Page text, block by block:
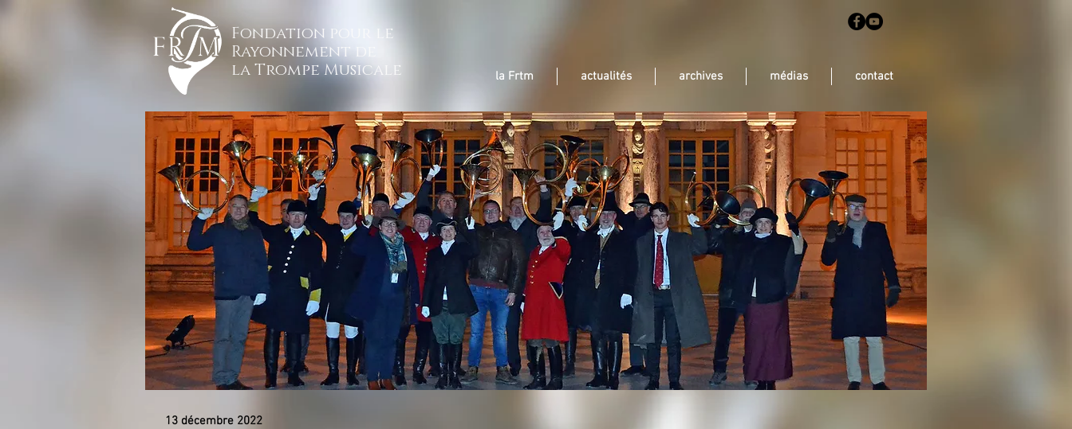
Fondation pour le
Rayonnement de
la Trompe Musicale
13 décembre 2022
la Frtm actualités archives médias contact